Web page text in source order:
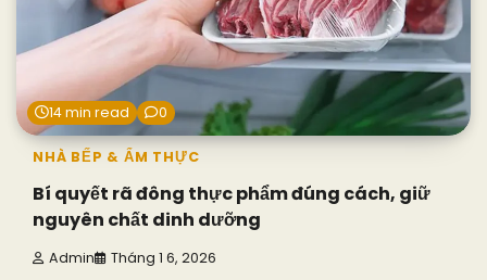
14 min read 0
NHÀ BẾP & ẨM THỰC
Bí quyết rã đông thực phẩm đúng cách, giữ
nguyên chất dinh dưỡng
Admin Tháng 1 6, 2026